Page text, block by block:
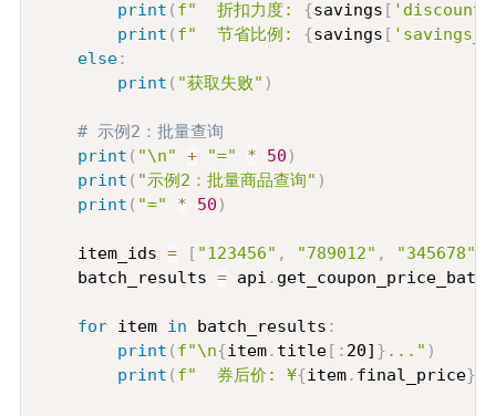
print ( f"  折扣力度: {savings [
print ( f"  节省比例: {savings [
else:
print ( "获取失败" )
# 示例2：批量查询
print ( "\n" + "=" * 50 )
print ( "示例2：批量商品查询" )
print ( "=" * 50 )
    item_ids
= [ "123456" , "789012" , "345678"
    batch_results
= api . get_coupon_price_batch
for item in batch_results :
print ( f"\n{item. title[ : 20] } ..." )
print ( f"  券后价: ¥{item. final_price}